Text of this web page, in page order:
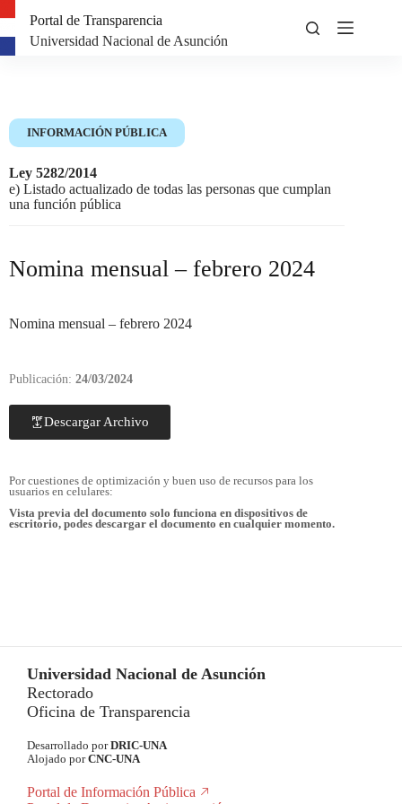
Portal de Transparencia
Universidad Nacional de Asunción
INFORMACIÓN PÚBLICA
Ley 5282/2014
e) Listado actualizado de todas las personas que cumplan
una función pública
Nomina mensual – febrero 2024
Nomina mensual – febrero 2024
Publicación: 24/03/2024
Descargar Archivo
Por cuestiones de optimización y buen uso de recursos para los
usuarios en celulares:
Vista previa del documento solo funciona en dispositivos de
escritorio, podes descargar el documento en cualquier momento.
Universidad Nacional de Asunción
Rectorado
Oficina de Transparencia
Desarrollado porDRIC-UNA
Alojado porCNC-UNA
Portal de Información Pública